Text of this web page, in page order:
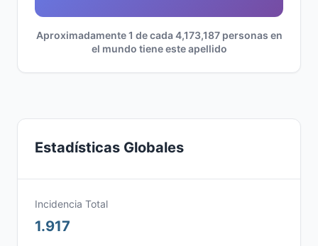
Aproximadamente 1 de cada 4,173,187 personas en
el mundo tiene este apellido
Estadísticas Globales
Incidencia Total
1.917